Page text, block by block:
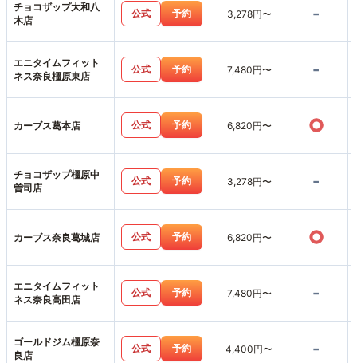
チョコザップ大和八
木店
公式 予約 3,278円〜 -
エニタイムフィット
ネス奈良橿原東店
公式 予約 7,480円〜 -
カーブス葛本店 公式 予約 6,820円〜 ○
チョコザップ橿原中
曽司店
公式 予約 3,278円〜 -
カーブス奈良葛城店 公式 予約 6,820円〜 ○
エニタイムフィット
ネス奈良高田店
公式 予約 7,480円〜 -
ゴールドジム橿原奈
良店
公式 予約 4,400円〜 -